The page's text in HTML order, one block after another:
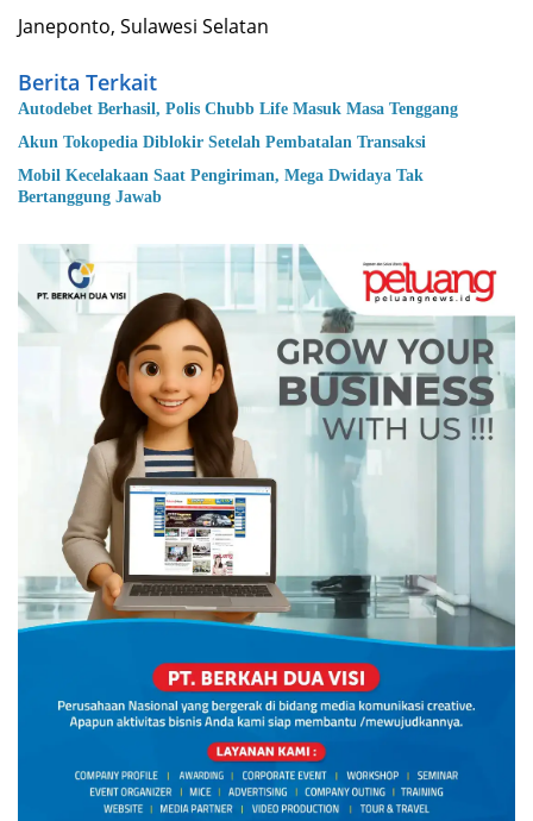
Janeponto, Sulawesi Selatan
Berita Terkait
Autodebet Berhasil, Polis Chubb Life Masuk Masa Tenggang
Akun Tokopedia Diblokir Setelah Pembatalan Transaksi
Mobil Kecelakaan Saat Pengiriman, Mega Dwidaya Tak
Bertanggung Jawab